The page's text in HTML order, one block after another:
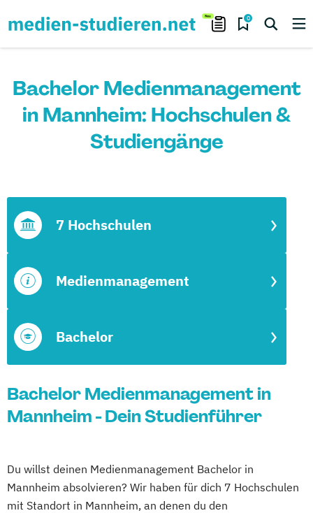
0
Bachelor Medienmanagement
in Mannheim: Hochschulen &
Studiengänge
Bachelor
Medienmanagement
7 Hochschulen
Bachelor Medienmanagement in
Mannheim - Dein Studienführer
Du willst deinen Medienmanagement Bachelor in
Mannheim absolvieren? Wir haben für dich 7 Hochschulen
mit Standort in Mannheim, an denen du den